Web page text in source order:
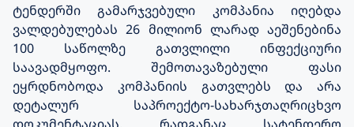
ტენდერში გამარჯვებული კომპანია იღებდა
ვალდებულებას 26 მილიონ ლარად აეშენებინა
100 საწოლზე გათვლილი ინფექციური
საავადმყოფო. შემოთავაზებული ფასი
ეყრდნობოდა კომპანიის გათვლებს და არა
დეტალურ საპროექტო-სახარჯთაღრიცხვო